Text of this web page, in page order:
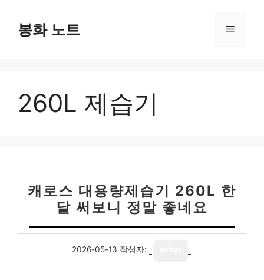
봉화 노트 메
260L 제습기
캐로스 대용량제습기 260L 한
달 써보니 정말 좋네요
2026-05-13 작성자: